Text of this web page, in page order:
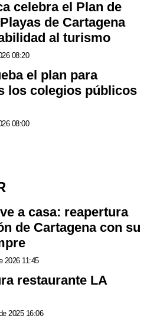
celebra el Plan de
de Cartagena
al turismo
08:20
el plan para
los colegios públicos
08:00
a casa: reapertura
de Cartagena con su
2026 11:45
restaurante LA
2025 16:06